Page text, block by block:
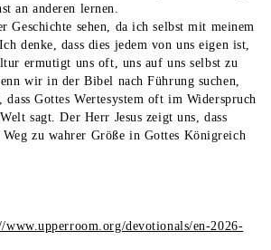
an anderen lernen.
Geschichte sehen, da ich selbst mit meinem
denke, dass dies jedem von uns eigen ist,
ermutigt uns oft, uns auf uns selbst zu
wir in der Bibel nach Führung suchen,
Gottes Wertesystem oft im Widerspruch
sagt. Der Herr Jesus zeigt uns, dass
zu wahrer Größe in Gottes Königreich
www.upperroom.org/devotionals/en-2026-